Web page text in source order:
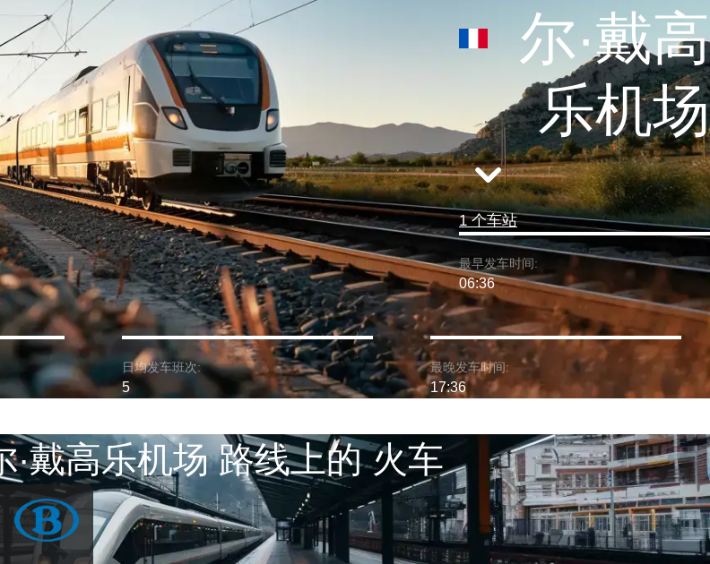
尔·戴高
乐机场
1 个车站
最早发车时间:
06:36
日均发车班次:
5
最晚发车时间:
17:36
·戴高乐机场 路线上的 火车